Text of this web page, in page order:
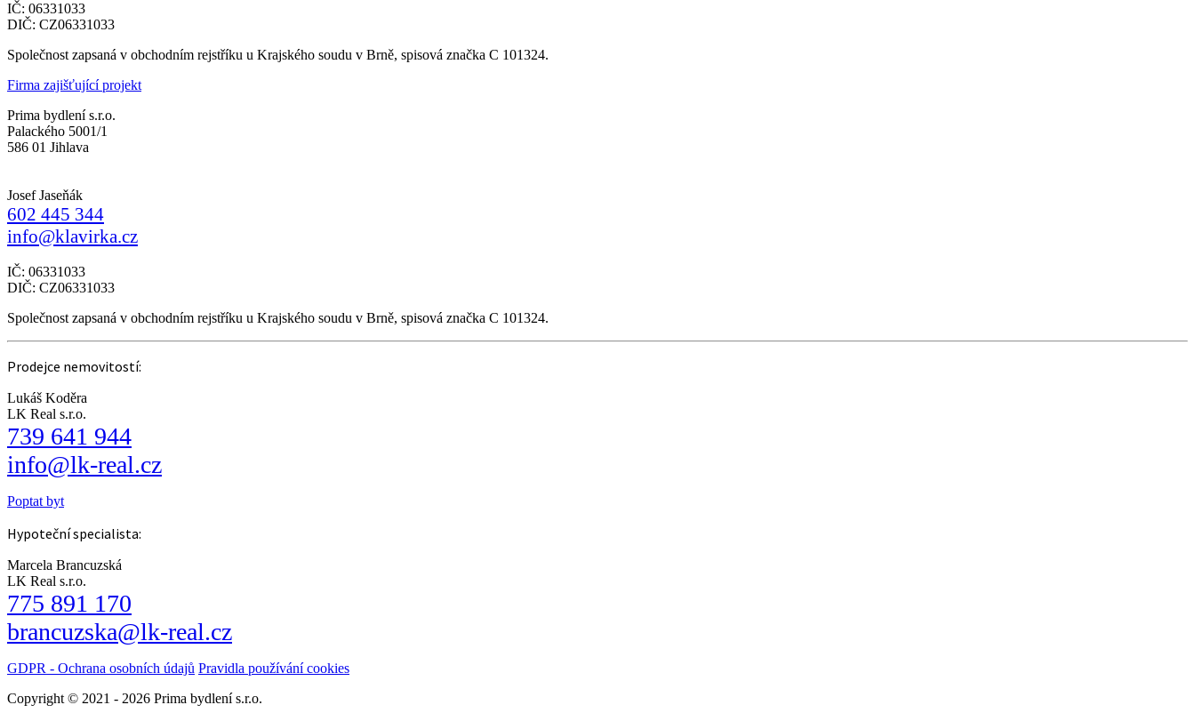
IČ: 06331033
DIČ: CZ06331033
Společnost zapsaná v obchodním rejstříku u Krajského soudu v Brně, spisová značka C 101324.
Firma zajišťující projekt
Prima bydlení s.r.o.
Palackého 5001/1
586 01 Jihlava
Josef Jaseňák
602 445 344
info@klavirka.cz
IČ: 06331033
DIČ: CZ06331033
Společnost zapsaná v obchodním rejstříku u Krajského soudu v Brně, spisová značka C 101324.
Prodejce nemovitostí:
Lukáš Koděra
LK Real s.r.o.
739 641 944
info@lk-real.cz
Poptat byt
Hypoteční specialista:
Marcela Brancuzská
LK Real s.r.o.
775 891 170
brancuzska@lk-real.cz
GDPR - Ochrana osobních údajů Pravidla používání cookies
Copyright © 2021 - 2026 Prima bydlení s.r.o.